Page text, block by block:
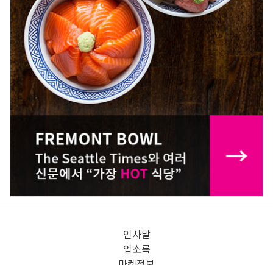
인사말
업소록